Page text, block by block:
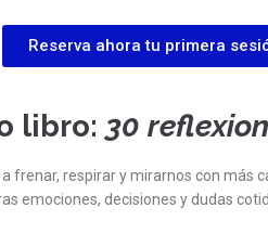
Reserva ahora tu primera
libro:30
frenar, respirar y mirarnos con más
emociones, decisiones y dudas